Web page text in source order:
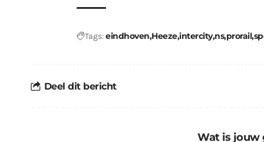
Tags:eindhoven Heezeintercitynsprorail
Deel dit bericht
Wat is jouw